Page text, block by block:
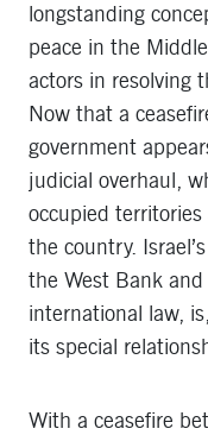
longstanding
peace in the
actors in resolving
Now that a
government
judicial overhaul,
occupied
the country.
the West Bank
international law,
its special
With a ceasefire